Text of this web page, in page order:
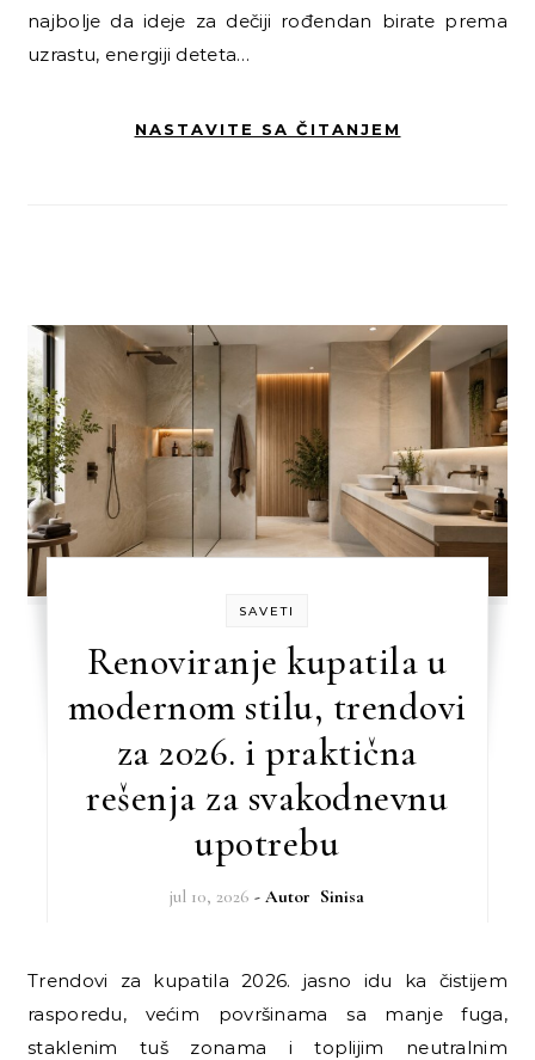
najbolje da ideje za dečiji rođendan birate prema
uzrastu, energiji deteta…
NASTAVITE SA ČITANJEM
SAVETI
Renoviranje kupatila u
modernom stilu, trendovi
za 2026. i praktična
rešenja za svakodnevnu
upotrebu
jul 10, 2026 - Autor Sinisa
Trendovi za kupatila 2026. jasno idu ka čistijem
rasporedu, većim površinama sa manje fuga,
staklenim tuš zonama i toplijim neutralnim